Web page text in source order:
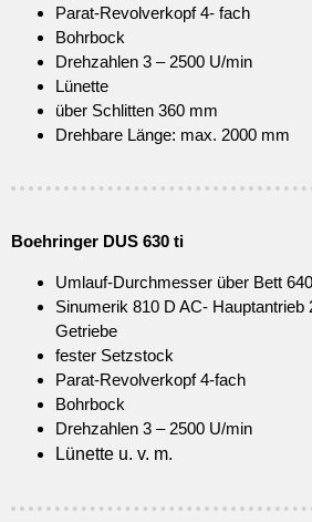
Parat-Revolverkopf 4- fach
Bohrbock
Drehzahlen 3 – 2500 U/min
Lünette
über Schlitten 360 mm
Drehbare Länge: max. 2000 mm
Boehringer DUS 630 ti
Umlauf-Durchmesser über Bett
Sinumerik 810 D AC- Hauptantrieb
Getriebe
fester Setzstock
Parat-Revolverkopf 4-fach
Bohrbock
Drehzahlen 3 – 2500 U/min
Lünette u. v. m.